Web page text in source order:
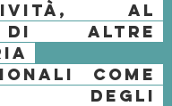
al
altre
come